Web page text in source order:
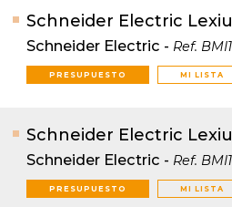
Schneider Electric
Schneider Electric - Ref.
PRESUPUESTO MI LISTA
Schneider Electric
Schneider Electric - Ref.
PRESUPUESTO MI LISTA